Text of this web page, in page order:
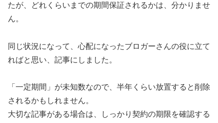
たが、どれくらいまでの期間保証されるかは、分かりませ
ん。
同じ状況になって、心配になったブロガーさんの役に立て
ればと思い、記事にしました。
「一定期間」が未知数なので、半年くらい放置すると削除
されるかもしれません。
大切な記事がある場合は、しっかり契約の期限を確認する